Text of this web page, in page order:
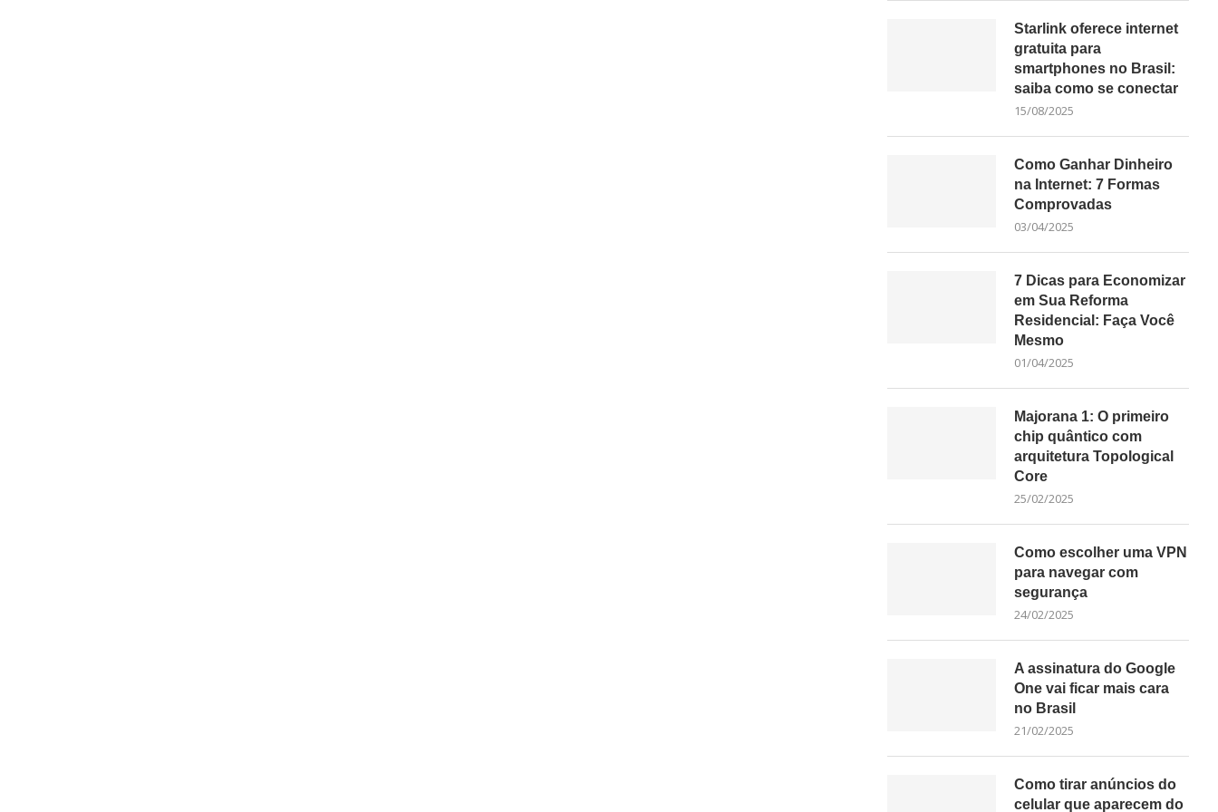
Starlink oferece internet
gratuita para
smartphones no Brasil:
saiba como se conectar
15/08/2025
Como Ganhar Dinheiro
na Internet: 7 Formas
Comprovadas
03/04/2025
7 Dicas para Economizar
em Sua Reforma
Residencial: Faça Você
Mesmo
01/04/2025
Majorana 1: O primeiro
chip quântico com
arquitetura Topological
Core
25/02/2025
Como escolher uma VPN
para navegar com
segurança
24/02/2025
A assinatura do Google
One vai ficar mais cara
no Brasil
21/02/2025
Como tirar anúncios do
celular que aparecem do